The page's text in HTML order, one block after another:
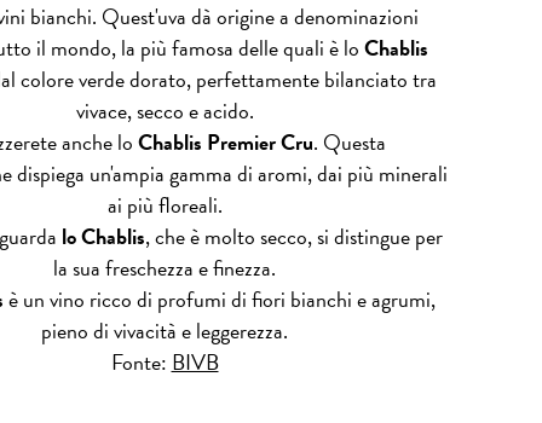
bianchi. Quest'uva dà origine a denominazioni
il mondo, la più famosa delle quali è loChablis
colore verde dorato, perfettamente bilanciato tra
vivace, secco e acido.
anche loChablis Premier Cru. Questa
dispiega un'ampia gamma di aromi, dai più minerali
ai più floreali.
lo Chablis, che è molto secco, si distingue per
la sua freschezza e finezza.
è un vino ricco di profumi di fiori bianchi e agrumi,
pieno di vivacità e leggerezza.
Fonte: BIVB